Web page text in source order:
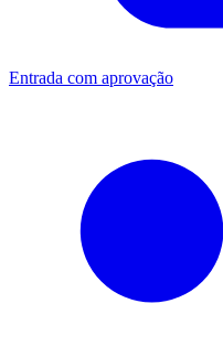
Entrada com aprovação